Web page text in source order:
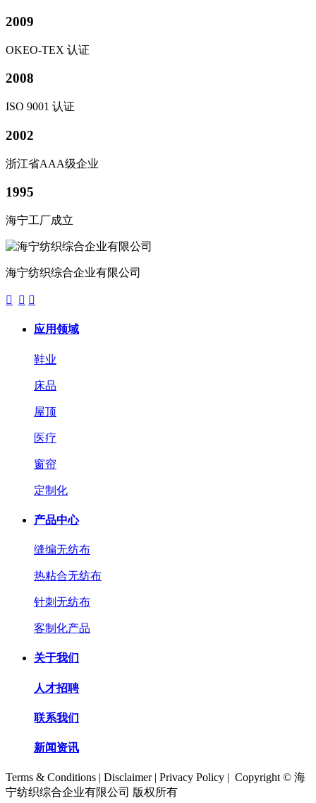
2009
OKEO-TEX 认证
2008
ISO 9001 认证
2002
浙江省AAA级企业
1995
海宁工厂成立
海宁纺织综合企业有限公司
  
应用领域
鞋业
床品
屋顶
医疗
窗帘
定制化
产品中心
缝编无纺布
热粘合无纺布
针刺无纺布
客制化产品
关于我们
人才招聘
联系我们
新闻资讯
Terms & Conditions | Disclaimer | Privacy Policy | Copyright © 海
宁纺织综合企业有限公司 版权所有